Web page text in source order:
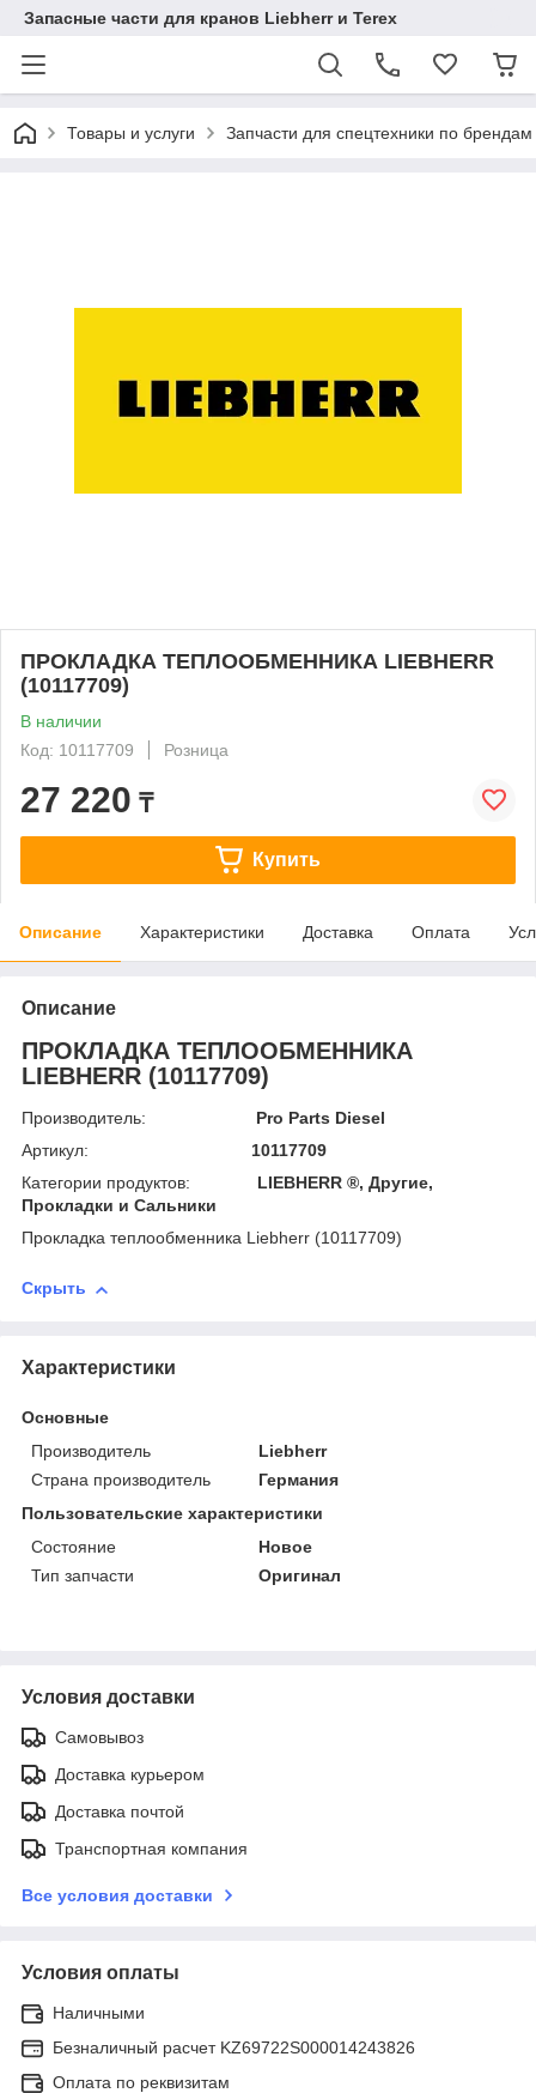
Запасные части для кранов Liebherr и Terex
Товары и услуги Запчасти для спецтехники по брендам
ПРОКЛАДКА ТЕПЛООБМЕННИКА LIEBHERR
(10117709)
В наличии
Код: 10117709
Розница
27 220 ₸
Купить
Описание Характеристики Доставка Оплата
Описание
ПРОКЛАДКА ТЕПЛООБМЕННИКА
LIEBHERR (10117709)
Производитель:
Pro Parts Diesel
Артикул:
10117709
Категории продуктов:
LIEBHERR ®, Другие,
Прокладки и Сальники
Прокладка теплообменника Liebherr (10117709)
Скрыть
Характеристики
Основные
Производитель
Liebherr
Страна производитель
Германия
Пользовательские характеристики
Состояние
Новое
Тип запчасти
Оригинал
Условия доставки
Самовывоз
Доставка курьером
Доставка почтой
Транспортная компания
Все условия доставки
Условия оплаты
Наличными
Безналичный расчет KZ69722S000014243826
Оплата по реквизитам